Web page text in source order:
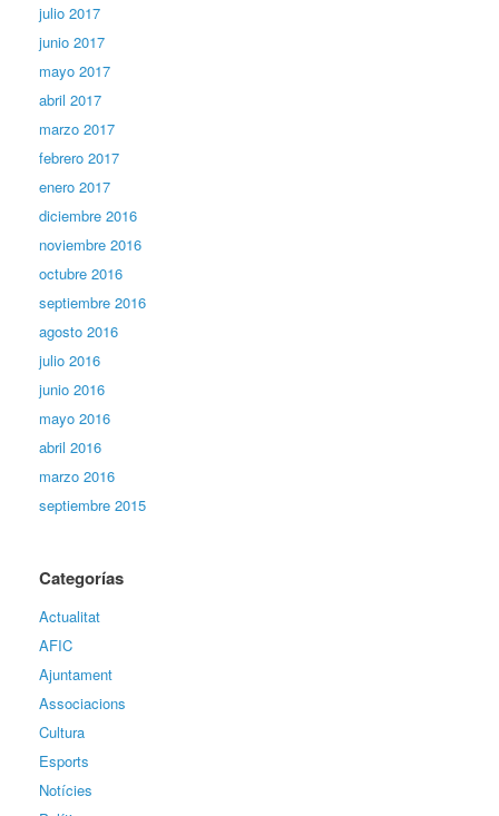
julio 2017
junio 2017
mayo 2017
abril 2017
marzo 2017
febrero 2017
enero 2017
diciembre 2016
noviembre 2016
octubre 2016
septiembre 2016
agosto 2016
julio 2016
junio 2016
mayo 2016
abril 2016
marzo 2016
septiembre 2015
Categorías
Actualitat
AFIC
Ajuntament
Associacions
Cultura
Esports
Notícies